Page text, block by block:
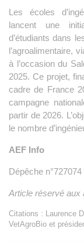
Les écoles
lancent une
d’étudiants dans
l’agroalimentaire,
à l’occasion du
2025. Ce projet,
cadre de France
campagne
partir de 2026.
le nombre
AEF Info
Dépêche
Article réservé aux
Citations : Laurence
VetAgroBio et